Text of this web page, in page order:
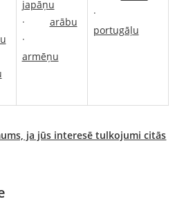
japāņu
· arābu
·
armēņu
·
portugāļu
ja jūs interesē tulkojumi citās